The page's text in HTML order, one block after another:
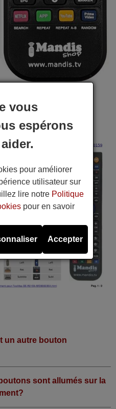
un autre bouton
sont allumés sur la
vous
espérons
pour améliorer
utilisateur sur
lire notre Politique
pour en savoir
Accepter